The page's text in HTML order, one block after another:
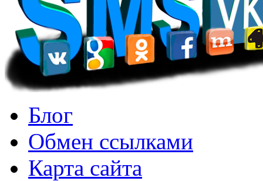
Блог
Обмен ссылками
Карта сайта